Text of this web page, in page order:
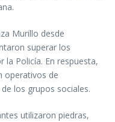
Murillo desde
superar los
la Policía. En respuesta,
operativos de
los grupos sociales.
utilizaron piedras,